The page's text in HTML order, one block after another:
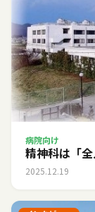
病院向け
精神科は「
2025.12.19